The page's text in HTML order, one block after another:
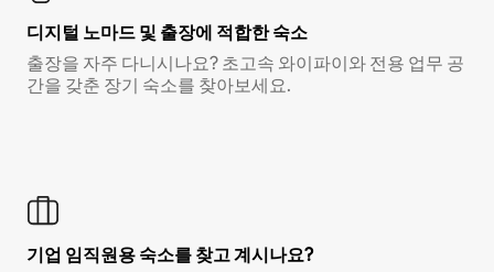
디지털 노마드 및 출장에 적합한 숙소
출장을 자주 다니시나요? 초고속 와이파이와 전용 업무 공
간을 갖춘 장기 숙소를 찾아보세요.
기업 임직원용 숙소를 찾고 계시나요?